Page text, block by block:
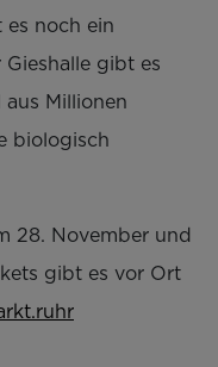
noch ein
gibt es
Millionen
biologisch
28. November und
gibt es vor Ort